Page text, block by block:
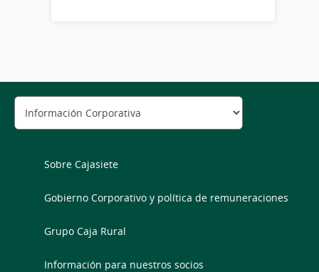
Sobre Cajasiete
Gobierno Corporativo y política de remuneraciones
Grupo Caja Rural
Información para nuestros socios